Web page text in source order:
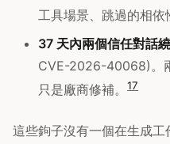
工具場景、跳過的相依
37 天內兩個信任對話
CVE-2026-40068)。
只是廠商修補。
17
這些鉤子沒有一個在生成